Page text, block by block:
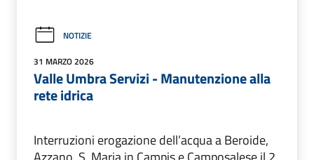
NOTIZIE
31 MARZO 2026
Valle Umbra Servizi - Manutenzione alla
rete idrica
Interruzioni erogazione dell’acqua a Beroide,